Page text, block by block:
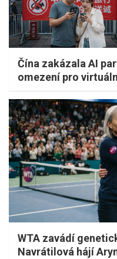
Čína zakázala AI
omezení pro
WTA zavádí
Navrátilová hájí